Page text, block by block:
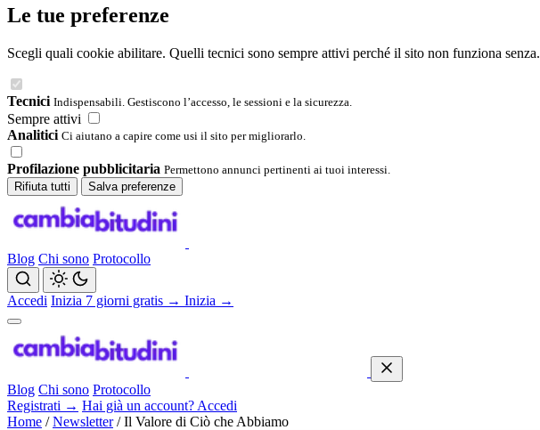
Le tue preferenze
Scegli quali cookie abilitare. Quelli tecnici sono sempre attivi perché il sito non funziona senza.
Tecnici Indispensabili. Gestiscono l’accesso, le sessioni e la sicurezza.
Sempre attivi
Analitici Ci aiutano a capire come usi il sito per migliorarlo.
Profilazione pubblicitaria Permettono annunci pertinenti ai tuoi interessi.
Rifiuta tutti
Salva preferenze
Blog Chi sono Protocollo
Accedi Inizia 7 giorni gratis → Inizia →
Blog Chi sono Protocollo
Registrati → Hai già un account? Accedi
Home / Newsletter / Il Valore di Ciò che Abbiamo